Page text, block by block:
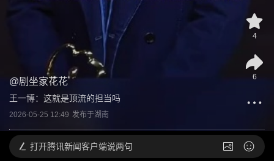
@剧坐家花花
王一博：这就是顶流的担当吗
2026-05-25 12:49 发布于湖南
4
6
打开腾讯新闻客户端说两句